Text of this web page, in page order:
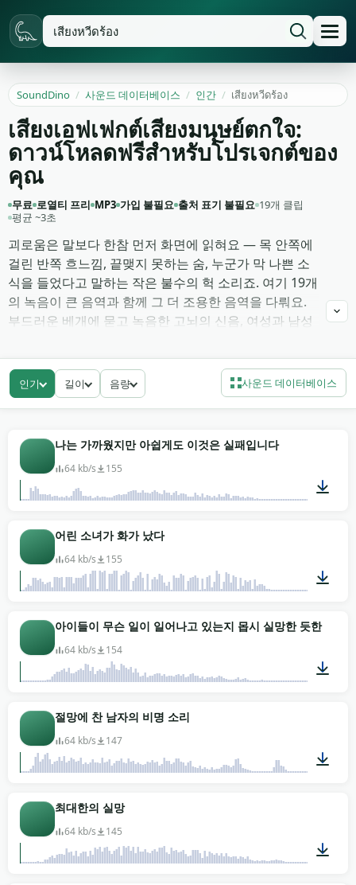
SoundDino / 사운드 데이터베이스 / 인간 / เสียงหวีดร้อง
เสียงเอฟเฟกต์เสียงมนุษย์ตกใจ:
ดาวน์โหลดฟรีสำหรับโปรเจกต์ของ
คุณ
무료 로열티 프리 MP3 가입 불필요 출처 표기 불필요 19개 클립
평균 ~3초
괴로움은 말보다 한참 먼저 화면에 읽혀요 — 목 안쪽에
걸린 반쪽 흐느낌, 끝맺지 못하는 숨, 누군가 막 나쁜 소
식을 들었다고 말하는 작은 불수의 헉 소리죠. 여기 19개
의 녹음이 큰 음역과 함께 그 더 조용한 음역을 다뤄요.
부드러운 베개에 묻고 녹음한 고뇌의 신음, 여성과 남성
그리고 절제가 더는 이야기가 아닌 순간을 위한 완전히
풀어낸 비명까지.
오디오 드라마와 라디오극 작업은 더 미묘한 발성에서
스로 그림을 그리는 곳이죠. 공포와 스릴러 영화는 더 넓
은 다이내믹 레인지를 써요 — 대사 아래 참은 숨, 컷에서
통곡으로 갑자기 터짐. 인디 게임 개발자는 환경이 거기
서 일어난 일에 시달리는 듯 느껴져야 할 때 루프된 괴로
요 — 모든 클립이 무료 다운로드, 크레딧 표기도 가입도
없이. 저작권 없는 MP3.
인기 길이 음량 사운드 데이터베이스
나는 가까웠지만 아쉽게도 이것은 실패입니다
64 kb/s 155
어린 소녀가 화가 났다
64 kb/s 155
00:01
아이들이 무슨 일이 일어나고 있는지 몹시 실망한 듯한 소리(
64 kb/s 154
절망에 찬 남자의 비명 소리
64 kb/s 147
최대한의 실망
64 kb/s 145